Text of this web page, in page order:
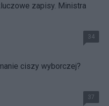
zapisy. Ministra
34
ciszy wyborczej?
37